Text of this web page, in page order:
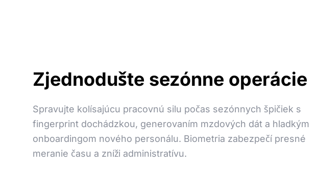
Zjednodušte sezónne operácie
Spravujte kolísajúcu pracovnú silu počas sezónnych špičiek s
fingerprint dochádzkou, generovaním mzdových dát a hladkým
onboardingom nového personálu. Biometria zabezpečí presné
meranie času a zníži administratívu.